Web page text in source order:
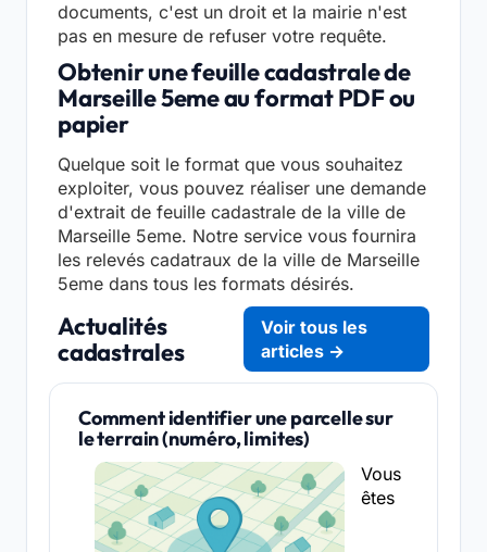
documents, c'est un droit et la mairie n'est
pas en mesure de refuser votre requête.
Obtenir une feuille cadastrale de
Marseille 5eme au format PDF ou
papier
Quelque soit le format que vous souhaitez
exploiter, vous pouvez réaliser une demande
d'extrait de feuille cadastrale de la ville de
Marseille 5eme. Notre service vous fournira
les relevés cadatraux de la ville de Marseille
5eme dans tous les formats désirés.
Actualités
cadastrales
Voir tous les
articles →
Comment identifier une parcelle sur
le terrain (numéro, limites)
Vous
êtes